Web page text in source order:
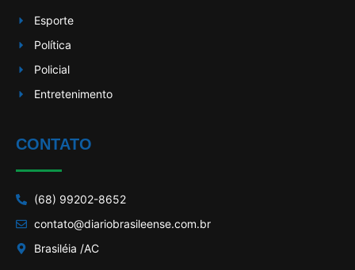
Esporte
Política
Policial
Entretenimento
CONTATO
(68) 99202-8652
contato@diariobrasileense.com.br
Brasiléia /AC